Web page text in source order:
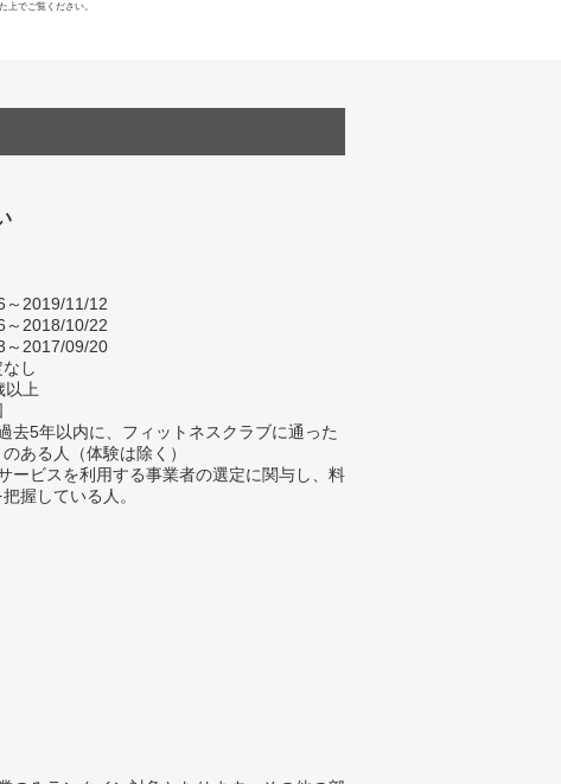
上でご覧ください。
～2019/11/12
～2018/10/22
～2017/09/20
し
以上
去5年以内に、フィットネスクラブに通った
のある人（体験は除く）
ービスを利用する事業者の選定に関与し、料
握している人。